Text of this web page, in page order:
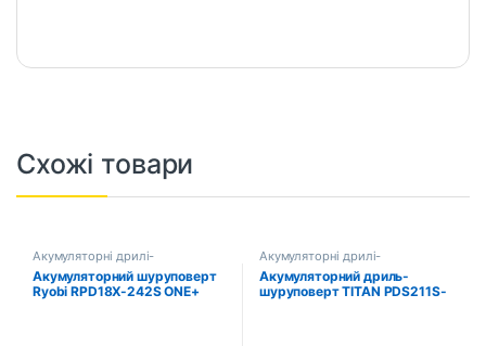
Схожі товари
Акумуляторні дрилі-
шуруповерти
Акумуляторний шуруповерт
Ryobi RPD18X-242S ONE+
Акумуляторні дрилі-
шуруповерти
Акумуляторний дриль-
шуруповерт TITAN PDS211S-